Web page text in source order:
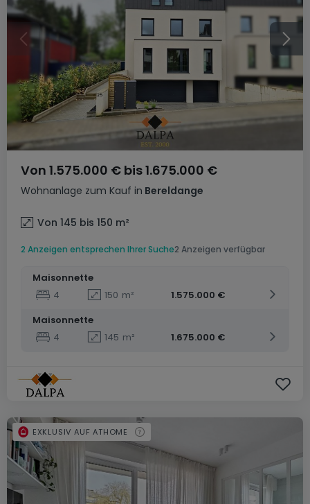
Wohnanlage zum Kauf in Bereldange
Von 1.575.000 € bis1.675.000 €
Von 145 bis 150 m²
2 Anzeigen entsprechen Ihrer Suche2 Anzeigen verfügbar
Maisonnette
4
150 m²
1.575.000 €
Maisonnette
4
145 m² 1.675.000 €
EXKLUSIV AUF ATHOME